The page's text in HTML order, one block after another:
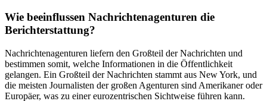
Wie beeinflussen Nachrichtenagenturen die
Berichterstattung?
Nachrichtenagenturen liefern den Großteil der Nachrichten und
bestimmen somit, welche Informationen in die Öffentlichkeit
gelangen. Ein Großteil der Nachrichten stammt aus New York, und
die meisten Journalisten der großen Agenturen sind Amerikaner oder
Europäer, was zu einer eurozentrischen Sichtweise führen kann.